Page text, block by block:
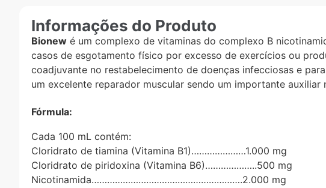
Informações do Produto
Bionew é um complexo de vitaminas do complexo B
casos de esgotamento físico por excesso de exercícios ou
coadjuvante no restabelecimento de doenças infecciosas e
um excelente reparador muscular sendo um importante
Fórmula:
Cada 100 mL contém:
Cloridrato de tiamina (Vitamina B1)…………………1.000 mg
Cloridrato de piridoxina (Vitamina B6)………………..500 mg
Nicotinamida………………………………………………….2.000 mg